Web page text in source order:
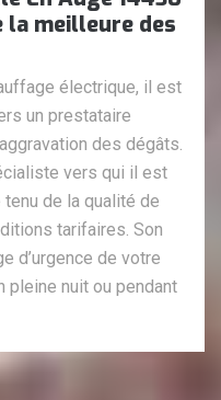
meilleure des
électrique, il est
un prestataire
des dégâts.
vers qui il est
de la qualité de
tarifaires. Son
d’urgence de votre
pleine nuit ou pendant